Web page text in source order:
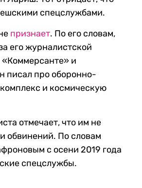
спецслужбами.
признает. По его словам,
его журналистской
«Коммерсанте» и
писал про оборонно-
и космическую
отмечает, что им не
обвинений. По словам
с осени 2019 года
спецслужбы.